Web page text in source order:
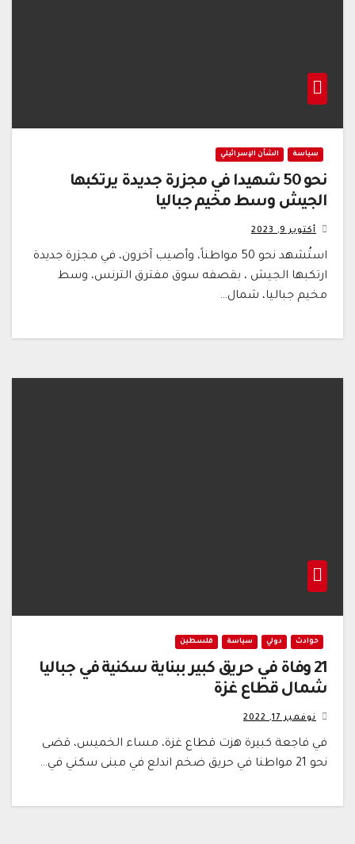
سياسة الشأن الإسرائيلي
نحو 50 شهيداً في مجزرة جديدة يرتكبها
الجيش وسط مخيم جباليا
أكتوبر 9, 2023
استُشهد نحو 50 مواطناً، وأصيب آخرون، في مجزرة جديدة
ارتكبها الجيش ، بقصفه سوق مفترق الترنس، وسط
مخيم جباليا، شمال…
حوادث دولي سياسة فلسطين
21 وفاة في حريق كبير ببناية سكنية في جباليا
شمال قطاع غزة
نوفمبر 17, 2022
في فاجعة كبيرة هزت قطاع غزة، مساء الخميس، قضى
نحو 21 مواطنا في حريق ضخم اندلع في مبنى سكني في…